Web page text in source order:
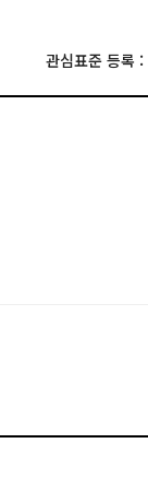
관심표준 등록 :